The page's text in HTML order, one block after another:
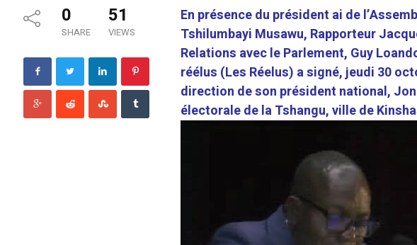
0
SHARE
51
VIEWS
En présence du président ai de
Tshilumbayi Musawu, Rapporteur
Relations avec le Parlement, Guy
réélus (Les Réelus) a signé, jeudi 30
direction de son président national,
électorale de la Tshangu, ville de